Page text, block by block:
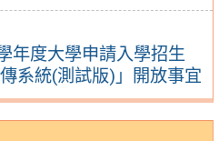
年度大學申請入學招生
系統(測試版)」開放事宜